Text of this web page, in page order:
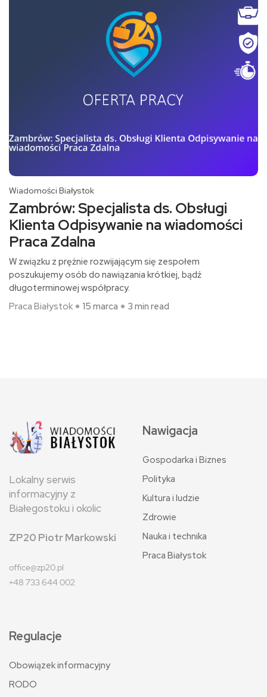
Wiadomości Białystok
Zambrów: Specjalista ds. Obsługi
Klienta Odpisywanie na wiadomości
Praca Zdalna
W związku z prężnie rozwijającym się zespołem
poszukujemy osób do nawiązania krótkiej, bądź
długoterminowej współpracy.
Praca Białystok
15 marca 3 min read
Lokalny serwis
informacyjny z
Białegostoku i okolic
ZP20 Piotr Markowski
office@zp20.pl
+48 733 644 002
Nawigacja
Gospodarka i Biznes
Polityka
Kultura i ludzie
Zdrowie
Nauka i technika
Praca Białystok
Regulacje
Obowiązek informacyjny
RODO